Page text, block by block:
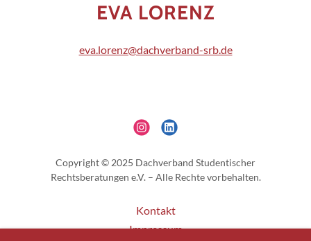
EVA LORENZ
eva.lorenz@dachverband-srb.de
Copyright © 2025 Dachverband Studentischer
Rechtsberatungen e.V. – Alle Rechte vorbehalten.
Kontakt
Impressum